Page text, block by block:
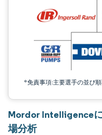
*免責事項:主要選手の並び
Mordor Intelligence
場分析